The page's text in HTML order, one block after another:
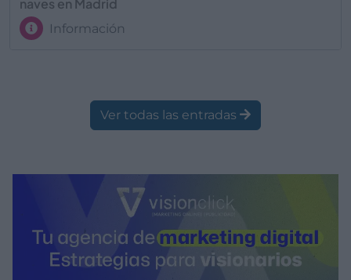
naves en Madrid
Información
Ver todas las entradas